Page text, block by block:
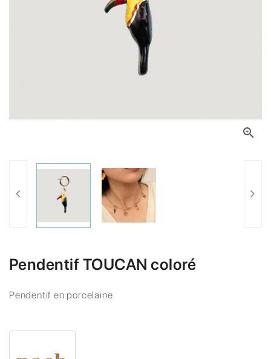

Pendentif TOUCAN coloré
Pendentif en porcelaine